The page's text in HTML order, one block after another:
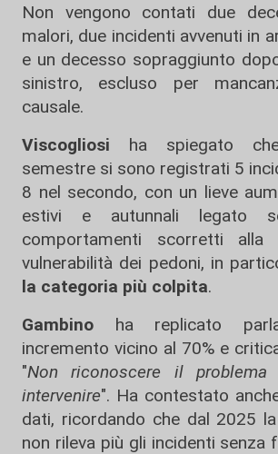
Non vengono contati due
malori, due incidenti avvenuti in
e un decesso sopraggiunto
sinistro, escluso per
causale.
Viscogliosi ha spiegato
semestre si sono registrati 5
8 nel secondo, con un lieve
estivi e autunnali legato
comportamenti scorretti
vulnerabilità dei pedoni, in
la categoria più colpita.
Gambino ha replicato
incremento vicino al 70% e
"Non riconoscere il problema
intervenire". Ha contestato
dati, ricordando che dal 2025
non rileva più gli incidenti senza